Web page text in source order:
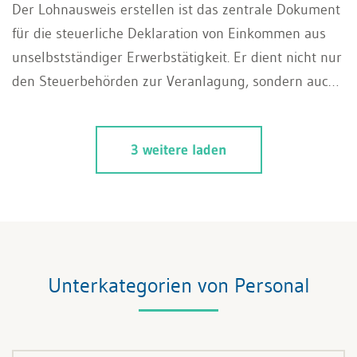
Der Lohnausweis erstellen ist das zentrale Dokument
für die steuerliche Deklaration von Einkommen aus
unselbstständiger Erwerbstätigkeit. Er dient nicht nur
den Steuerbehörden zur Veranlagung, sondern auch
offizieller Nachweis sämtlicher geldwerter Leistungen.
3 weitere laden
Unterkategorien von Personal